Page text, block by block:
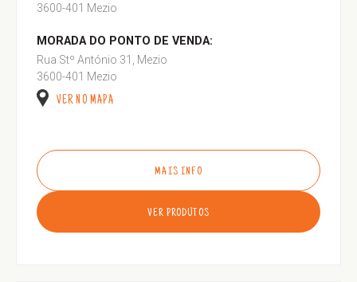
3600-401 Mezio
MORADA DO PONTO DE VENDA:
Rua Stº António 31, Mezio
3600-401 Mezio
VER NO MAPA
MAIS INFO
VER PRODUTOS